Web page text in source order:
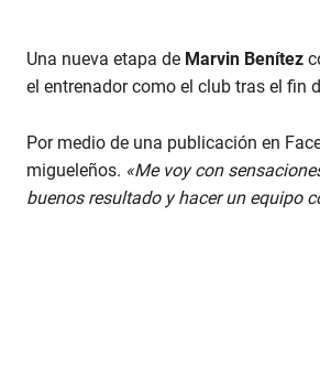
Una nueva etapa de Marvin Benítez
el entrenador como el club tras el fin
Por medio de una publicación en
migueleños. «Me voy con
buenos resultado y hacer un equipo